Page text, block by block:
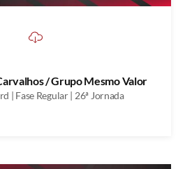
/ Grupo Mesmo Valor
| Fase Regular | 26ª Jornada